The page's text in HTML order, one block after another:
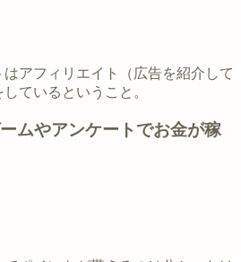
アフィリエイト（広告を紹介して
ているということ。
ムやアンケートでお金が稼